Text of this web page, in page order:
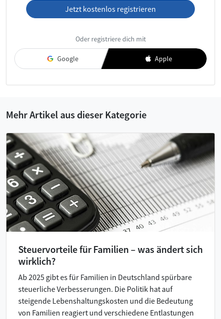
Jetzt kostenlos registrieren
Oder registriere dich mit
Google Apple
Mehr Artikel aus dieser Kategorie
Steuervorteile für Familien – was ändert sich
wirklich?
Ab 2025 gibt es für Familien in Deutschland spürbare
steuerliche Verbesserungen. Die Politik hat auf
steigende Lebenshaltungskosten und die Bedeutung
von Familien reagiert und verschiedene Entlastungen